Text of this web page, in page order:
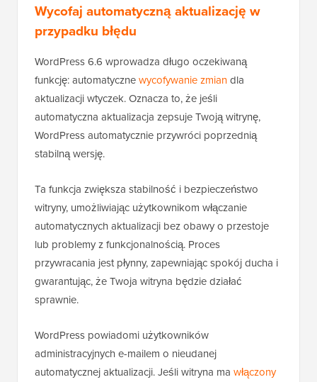
Wycofaj automatyczną aktualizację w
przypadku błędu
WordPress 6.6 wprowadza długo oczekiwaną
funkcję: automatycznewycofywanie zmiandla
aktualizacji wtyczek. Oznacza to, że jeśli
automatyczna aktualizacja zepsuje Twoją witrynę,
WordPress automatycznie przywróci poprzednią
stabilną wersję.
Ta funkcja zwiększa stabilność i bezpieczeństwo
witryny, umożliwiając użytkownikom włączanie
automatycznych aktualizacji bez obawy o przestoje
lub problemy z funkcjonalnością. Proces
przywracania jest płynny, zapewniając spokój ducha i
gwarantując, że Twoja witryna będzie działać
sprawnie.
WordPress powiadomi użytkowników
administracyjnych e-mailem o nieudanej
automatycznej aktualizacji. Jeśli witryna ma włączony